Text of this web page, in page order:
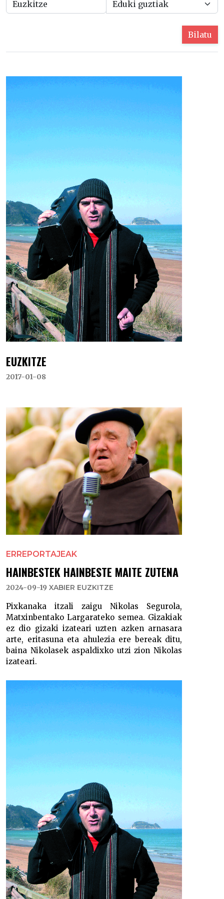
Bilatu
EUZKITZE
2017-01-08
ERREPORTAJEAK
HAINBESTEK HAINBESTE MAITE ZUTENA
2024-09-19 XABIER EUZKITZE
Pixkanaka itzali zaigu Nikolas Segurola,
Matxinbentako Largarateko semea. Gizakiak
ez dio gizaki izateari uzten azken arnasara
arte, eritasuna eta ahulezia ere bereak ditu,
baina Nikolasek aspaldixko utzi zion Nikolas
izateari.